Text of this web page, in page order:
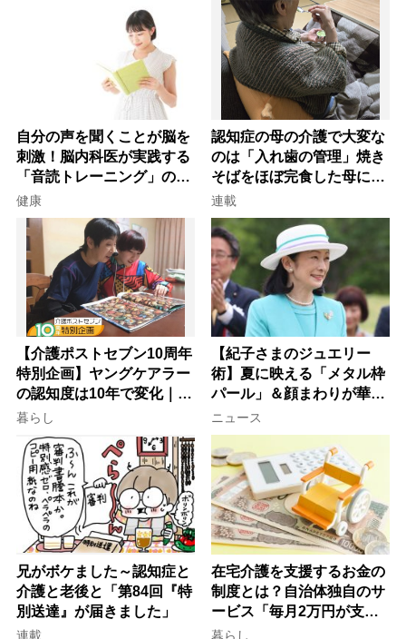
自分の声を聞くことが脳を
刺激！脳内科医が実践する
「音読トレーニング」の極
意
健康
認知症の母の介護で大変な
のは「入れ歯の管理」焼き
そばをほぼ完食した母に息
子が血の気が引いた理由
連載
【介護ポストセブン10周年
特別企画】ヤングケアラー
の認知度は10年で変化｜流
行語大賞にノミネート、法
律にも明記されたが果たし
て現在は？
暮らし
【紀子さまのジュエリー
術】夏に映える「メタル枠
パール」＆顔まわりが華や
ぐ「揺れる一粒」の使い分
け方
ニュース
兄がボケました～認知症と
介護と老後と「第84回『特
別送達』が届きました」
連載
在宅介護を支援するお金の
制度とは？自治体独自のサ
ービス「毎月2万円が支給
される」ケースも【FP解
暮らし